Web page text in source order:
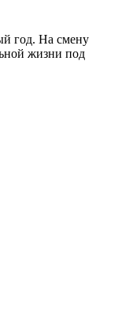
год. На смену
жизни под